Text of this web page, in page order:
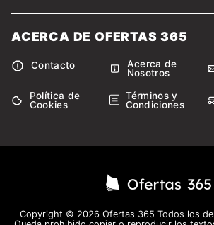
ACERCA DE OFERTAS 365
Contacto
Acerca de
Nosotros
Política de
Cookies
Términos y
Condiciones
Copyright © 2026 Ofertas 365 Todos los